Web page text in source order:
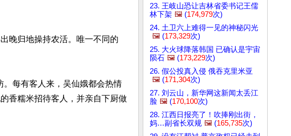
晚归地操持农活。唯一不同的
。每有客人来，吴仙娥都会热情
香糯米招待客人，并亲自下厨做
23. 王岐山恐让吉林省委书记王儒
林下架 🖼️ (174,979次)
24. 土卫六上难得一见的神秘闪光
🖼️ (173,329次)
25. 大火球降落韩国 已确认是宇宙
陨石 🖼️ (173,229次)
26. 假公投真入侵 俄吞克里米亚
🖼️ (171,304次)
27. 刘云山，新华网这新闻太丢江
脸 🖼️ (170,100次)
28. 江西日报亮了！吹捧刚出街，
妈…副省长双规 🖼️ (165,735次)